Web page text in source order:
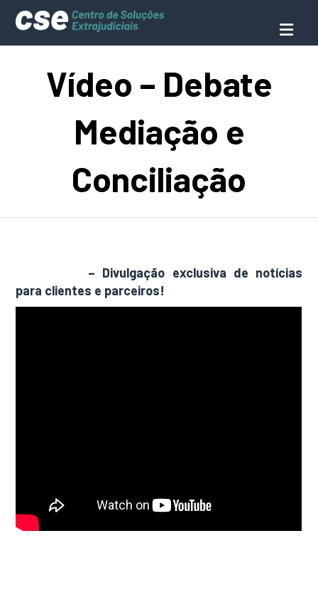
Vídeo – Debate
Mediação e
Conciliação
– Divulgação exclusiva de notícias
para clientes e parceiros!